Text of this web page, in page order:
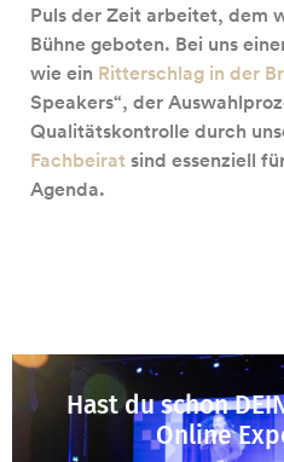
Puls der Zeit arbeitet, dem
Bühne geboten. Bei uns
wie ein Ritterschlag in der
Speakers“, der
Qualitätskontrolle durch
Fachbeirat sind essenziell
Agenda.
Hast du schon
Online